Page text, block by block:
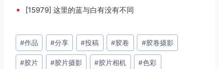
• [15979] 这里的蓝与白有没有不同
文
章
标
#作品 #分享 #投稿 #胶卷 #胶卷摄影
#胶片 #胶片摄影 #胶片相机 #色彩